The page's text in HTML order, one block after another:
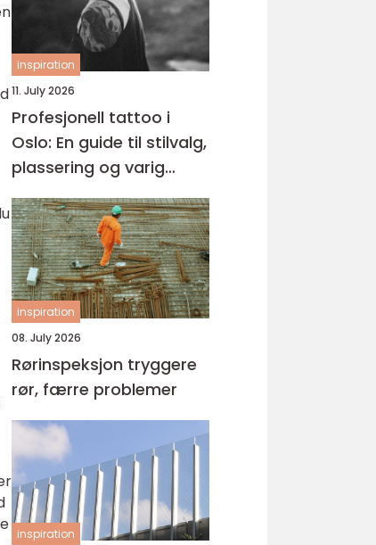
inspiration
11. July 2026
Profesjonell tattoo i
Oslo: En guide til stilvalg,
plassering og varig
kvalitet
inspiration
08. July 2026
Rørinspeksjon tryggere
rør, færre problemer
inspiration